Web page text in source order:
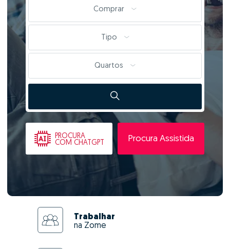
Comprar
Tipo
Quartos
PROCURA
COM CHATGPT
Procura Assistida
Trabalhar
na Zome